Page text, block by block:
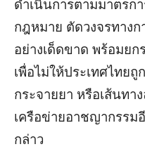
ดำเนินการตามมาตรก
กฎหมาย ตัดวงจรทางก
อย่างเด็ดขาด พร้อมยก
เพื่อไม่ให้ประเทศไทย
กระจายยา หรือเส้นทา
เครือข่ายอาชญากรรม
กล่าว